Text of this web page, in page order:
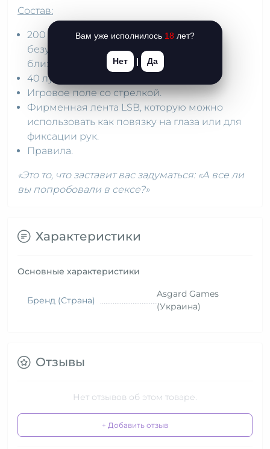
Состав:
200 карточек (на украинском языке) с
безумными задачами разного уровня
близости.
40 лучших сексуальных поз.
Игровое поле со стрелкой.
Фирменная лента LSB, которую можно
использовать как повязку на глаза или для
фиксации рук.
Правила.
«Это то, что заставит вас задуматься: «А все ли
вы попробовали в сексе?»
Характеристики
Основные характеристики
Бренд (Страна)
Asgard Games
(Украина)
Отзывы
Нет отзывов об этом товаре.
+ Добавить отзыв
Вам уже исполнилось 18 лет?
Нет | Да